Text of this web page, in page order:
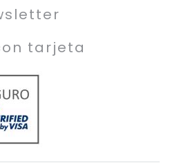
tarjeta